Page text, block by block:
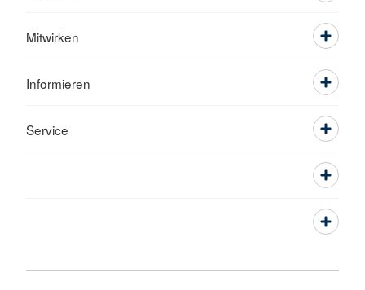
Mitwirken
Informieren
Service